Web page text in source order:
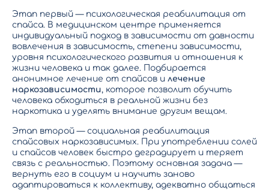
Этап первый — психологическая реабилитация от
спайса. В медицинском центре применяется
индивидуальный подход в зависимости от давности
вовлечения в зависимость, степени зависимости,
уровня психологического развития и отношения к
жизни человека и так далее. Подбирается
анонимное лечение от спайсов и лечение
наркозависимости, которое позволит обучить
человека обходиться в реальной жизни без
наркотика и уделять внимание другим вещам.
Этап второй — социальная реабилитация
спайсовых наркозависимых. При употреблении солей
и спайсов человек быстро деградирует и теряет
связь с реальностью. Поэтому основная задача —
вернуть его в социум и научить заново
адаптироваться к коллективу, адекватно общаться